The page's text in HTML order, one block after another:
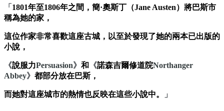
「 1801年至1806年之間，簡·奧斯丁（Jane Austen）將巴斯市
稱為她的家，
這位作家非常喜歡這座古城，以至於發現了她的兩本已出版的
小說，
《說服力Persuasion》 和 《諾森吉爾修道院Northanger
Abbey》 都部分放在巴斯，
而她對這座城市的熱情也反映在這些小說中。 」